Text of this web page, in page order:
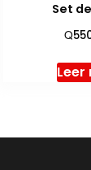
Set
Q
Leer